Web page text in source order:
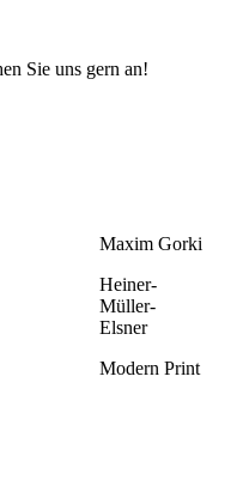
Sie uns gern an!
Maxim Gorki
Heiner-
Müller-
Elsner
Modern Print